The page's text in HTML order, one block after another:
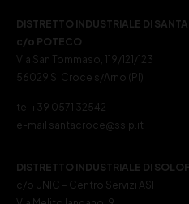
DISTRETTO INDUSTRIALE DI
c/o POTECO
Via San Tommaso, 119/121/123
56029 S. Croce s/Arno (PI)
tel +39 0571 32542
e-mail santacroce@ssip.it
DISTRETTO INDUSTRIALE DI
c/o UNIC – Centro Servizi ASI